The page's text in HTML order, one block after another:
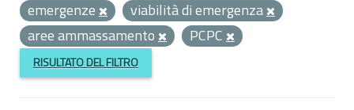
emergenze
viabilità di emergenza
aree ammassamento
PCPC
RISULTATO DEL FILTRO